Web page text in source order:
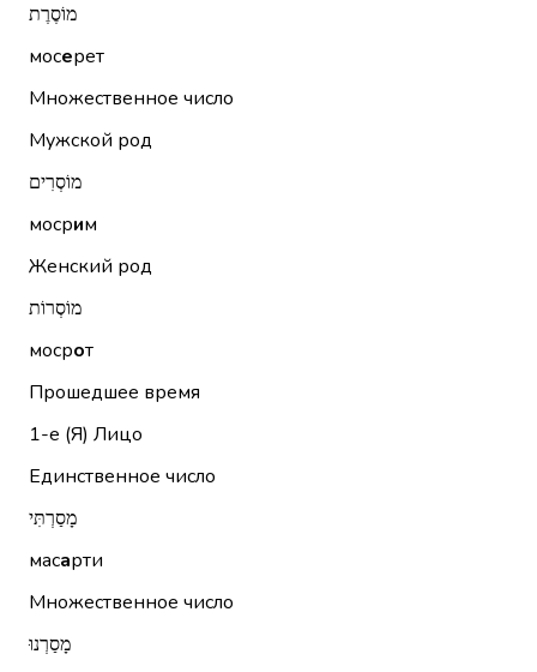
מוֹסֶרֶת
мосерет
Множественное число
Мужской род
מוֹסְרִים
мосрим
Женский род
מוֹסְרוֹת
мосрот
Прошедшее время
1-е (Я) Лицо
Единственное число
מָסַרְתִּי
масарти
Множественное число
מָסַרְנוּ